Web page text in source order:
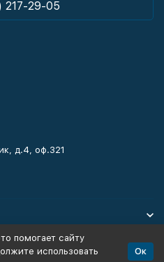
217-29-05
д.4, оф.321
помогает сайту
использовать
Ок